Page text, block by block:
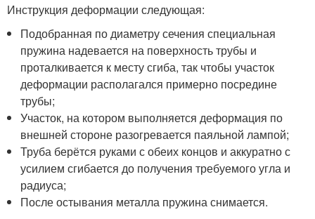
Инструкция деформации следующая:
Подобранная по диаметру сечения специальная
пружина надевается на поверхность трубы и
проталкивается к месту сгиба, так чтобы участок
деформации располагался примерно посредине
трубы;
Участок, на котором выполняется деформация по
внешней стороне разогревается паяльной лампой;
Труба берётся руками с обеих концов и аккуратно с
усилием сгибается до получения требуемого угла и
радиуса;
После остывания металла пружина снимается.